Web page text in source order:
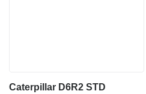
Caterpillar D6R2 STD